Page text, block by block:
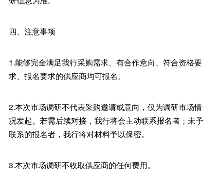
四、注意事项
1.能够完全满足我行采购需求、有合作意向、符合资格要
求、报名要求的供应商均可报名。
2.本次市场调研不代表采购邀请或意向，仅为调研市场情
况发起。若需后续对接，我行将会主动联系报名者；未予
联系的报名者，我行将对材料予以保密。
3.本次市场调研不收取供应商的任何费用。